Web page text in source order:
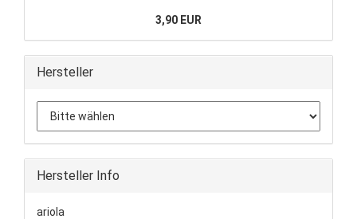
3,90 EUR
Hersteller
Hersteller Info
ariola